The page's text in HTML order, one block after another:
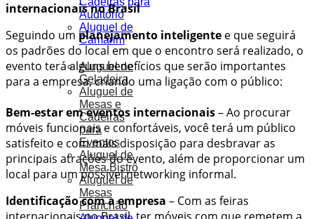
Auditório
Aluguel de
Camarim
Aluguel de
Geladeira
Aluguel de
Mesas e
Cadeiras
para
Eventos
Aluguel de
Mesa Bistrô
Aluguel de
Mesas
Pranchão
internacionais no Brasil
Seguindo um planejamento inteligente e que seguirá
os padrões do local em que o encontro será realizado, o
evento terá alguns benefícios que serão importantes
para a empresa, criando uma ligação com o público:
Bem-estar em eventos internacionais– Ao procurar
móveis funcionais e confortáveis, você terá um público
satisfeito e com mais disposição para desbravar as
principais atrações do evento, além de proporcionar um
local para um possível networking informal.
Identificação com a empresa – Com as feiras